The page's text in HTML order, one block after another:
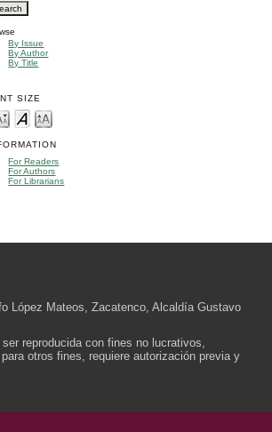
By Issue
By Author
By Title
SIZE
For Readers
For Authors
For Librarians
López Mateos, Zacatenco, Alcaldía Gustavo
reproducida con fines no lucrativos,
otros fines, requiere autorización previa y